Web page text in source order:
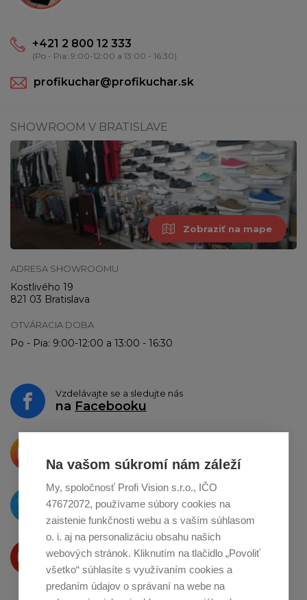
+421 2 800 12 333
(Po - Pia: 9:00-12:00 a 13:00 - 16:30)
profikuchar@profikuchar.sk
SHOWROOM V BRATISLAVE
Zobraziť na mape
ADRESA SHOWROOMU
Kostlivého 19
821 03 Bratislava
OTVÁRACIA DOBA
Po - Pia: 9:00-12:00 a 13:00 - 16:30
Vzdelávajte se a sledujte nás
na Facebooku
o zdieľanie naInstagrame
O novinkách píšeme
naTwitteri
Produkty Vám predstavujeme
na Youtube
Na vašom súkromí nám záleží
My, spoločnosť Profi Vision s.r.o., IČO
47672072, používame súbory cookies na
zaistenie funkčnosti webu a s vaším súhlasom
o. i. aj na personalizáciu obsahu našich
webových stránok. Kliknutím na tlačidlo „Povoliť
všetko“ súhlasíte s využívaním cookies a
predaním údajov o správaní na webe na